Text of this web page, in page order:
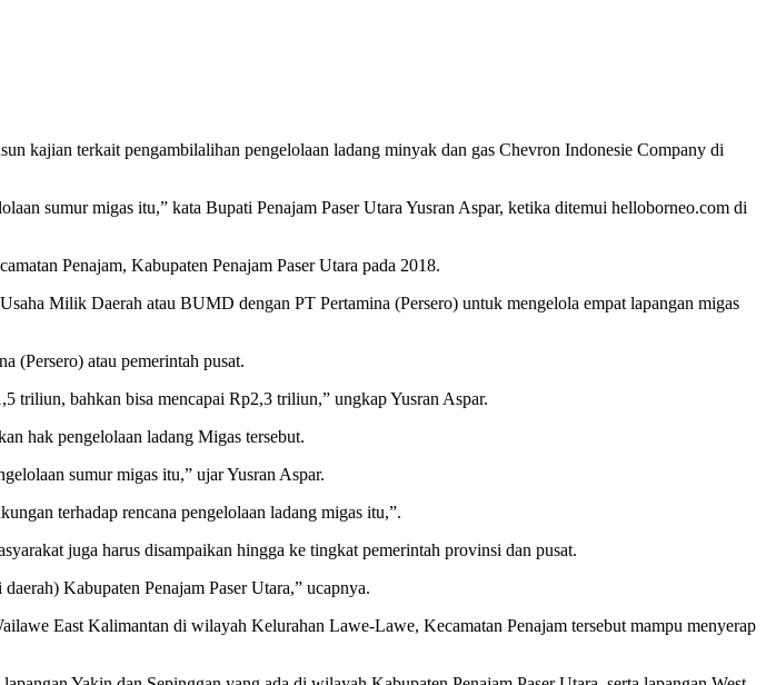
kajian terkait pengambilalihan pengelolaan ladang minyak dan gas Chevron Indonesie Company di
sumur migas itu,” kata Bupati Penajam Paser Utara Yusran Aspar, ketika ditemui helloborneo.com di
Penajam, Kabupaten Penajam Paser Utara pada 2018.
Milik Daerah atau BUMD dengan PT Pertamina (Persero) untuk mengelola empat lapangan migas
(Persero) atau pemerintah pusat.
triliun, bahkan bisa mencapai Rp2,3 triliun,” ungkap Yusran Aspar.
hak pengelolaan ladang Migas tersebut.
sumur migas itu,” ujar Yusran Aspar.
terhadap rencana pengelolaan ladang migas itu,”.
juga harus disampaikan hingga ke tingkat pemerintah provinsi dan pusat.
Kabupaten Penajam Paser Utara,” ucapnya.
East Kalimantan di wilayah Kelurahan Lawe-Lawe, Kecamatan Penajam tersebut mampu menyerap